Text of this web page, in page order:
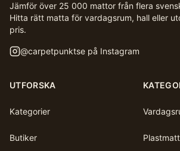
Jämför över 25 000 mattor från flera
Hitta rätt matta för vardagsrum, hall eller
pris.
@carpetpunktse på Instagram
UTFORSKA
Kategorier
Butiker